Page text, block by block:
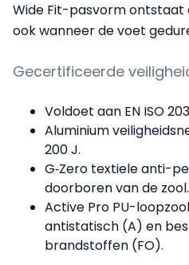
Wide Fit-pasvorm
ook wanneer de voet
Gecertificeerde
Voldoet aan EN ISO
Aluminium
200 J.
G‑Zero textiele anti-
doorboren van de zool.
Active Pro PU-
antistatisch (A) en
brandstoffen (FO).